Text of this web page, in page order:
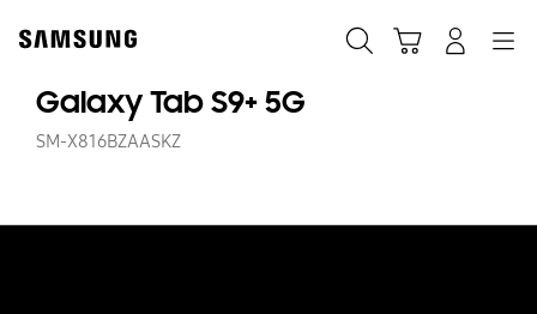
content
Galaxy Tab S9+ 5G
SM-X816BZAASKZ